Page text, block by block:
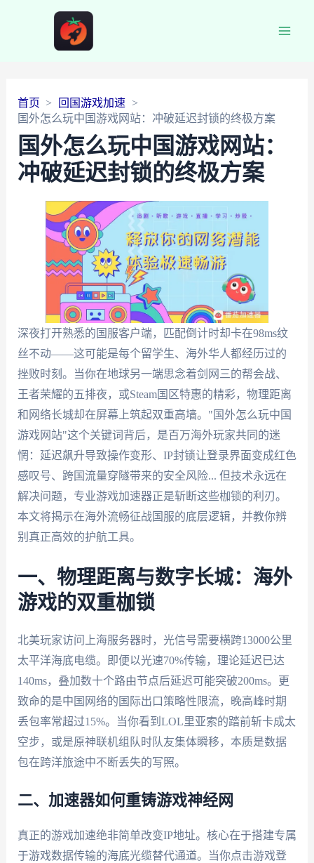
首页
回国游戏加速
国外怎么玩中国游戏网站：冲破延迟封锁的终极方案
国外怎么玩中国游戏网站：
冲破延迟封锁的终极方案
深夜打开熟悉的国服客户端，匹配倒计时却卡在98ms纹
丝不动——这可能是每个留学生、海外华人都经历过的
挫败时刻。当你在地球另一端思念着剑网三的帮会战、
王者荣耀的五排夜，或Steam国区特惠的精彩，物理距离
和网络长城却在屏幕上筑起双重高墙。"国外怎么玩中国
游戏网站"这个关键词背后，是百万海外玩家共同的迷
惘：延迟飙升导致操作变形、IP封锁让登录界面变成红色
感叹号、跨国流量穿隧带来的安全风险... 但技术永远在
解决问题，专业游戏加速器正是斩断这些枷锁的利刃。
本文将揭示在海外流畅征战国服的底层逻辑，并教你辨
别真正高效的护航工具。
一、物理距离与数字长城：海外
游戏的双重枷锁
北美玩家访问上海服务器时，光信号需要横跨13000公里
太平洋海底电缆。即便以光速70%传输，理论延迟已达
140ms，叠加数十个路由节点后延迟可能突破200ms。更
致命的是中国网络的国际出口策略性限流，晚高峰时期
丢包率常超过15%。当你看到LOL里亚索的踏前斩卡成太
空步，或是原神联机组队时队友集体瞬移，本质是数据
包在跨洋旅途中不断丢失的写照。
二、加速器如何重铸游戏神经网
真正的游戏加速绝非简单改变IP地址。核心在于搭建专属
于游戏数据传输的海底光缆替代通道。当你点击游戏登